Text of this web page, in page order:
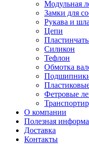
Модульная
Замки для
Рукава и
Цепи
Силикон
Тефлон
Обмотка
Фетровые
О компании
Полезная
Доставка
Контакты